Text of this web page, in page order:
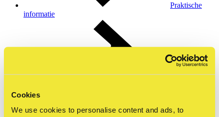
Cookies
We use cookies to personalise content and ads, to
Praktische
informatie
tentoonstellingen